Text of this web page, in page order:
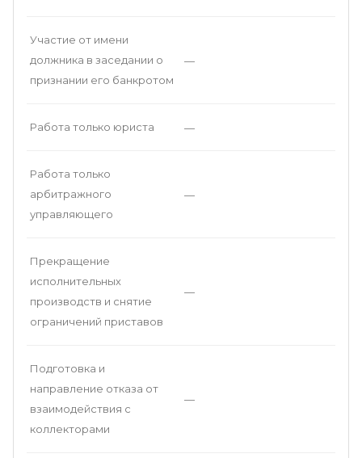
Участие от имени
должника в заседании о
признании его банкротом
—
Работа только юриста —
Работа только
арбитражного
управляющего
—
Прекращение
исполнительных
производств и снятие
ограничений приставов
—
Подготовка и
направление отказа от
взаимодействия с
коллекторами
—